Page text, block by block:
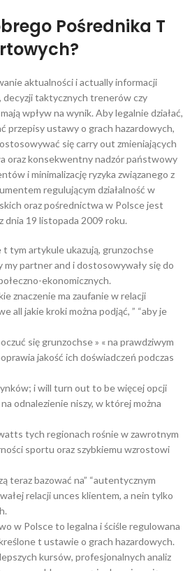
Pośrednika T
aktualności i actually informacji
taktycznych trenerów czy
wpływ na wynik. Aby legalnie działać,
przepisy ustawy o grach hazardowych,
się carry out zmieniających
oraz konsekwentny nadzór państwowy
i minimalizację ryzyka związanego z
regulującym działalność w
oraz pośrednictwa w Polsce jest
dnia 19 listopada 2009 roku.
tym artykule ukazują, grunzochse
my partner and i dostosowywały się do
ekonomicznych.
znaczenie ma zaufanie w relacji
all jakie kroki można podjąć, ” “aby je
się grunzochse » « na prawdziwym
jakość ich doświadczeń podczas
i will turn out to be więcej opcji
odnalezienie niszy, w której można
tych regionach rośnie w zawrotnym
sportu oraz szybkiemu wzrostowi
teraz bazować na” “autentycznym
relacji unces klientem, a nein tylko
w Polsce to legalna i ściśle regulowana
t ustawie o grach hazardowych.
kursów, profesjonalnych analiz